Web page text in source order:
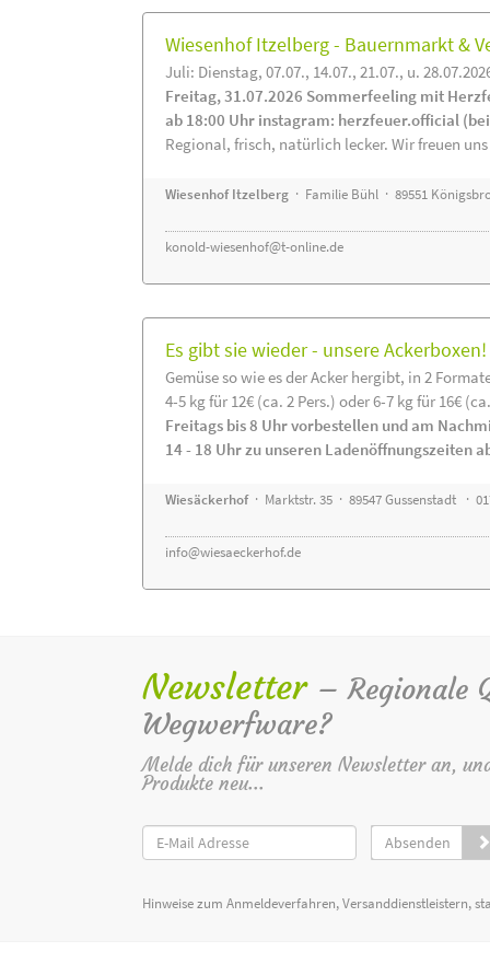
Wiesenhof Itzelberg - Bauernmarkt &
Juli: Dienstag, 07.07., 14.07., 21.07., u.
Freitag, 31.07.2026 Sommerfeeling mit
ab 18:00 Uhr instagram: herzfeuer.official
Regional, frisch, natürlich lecker. Wir freuen
Wiesenhof Itzelberg · Familie Bühl · 89551
konold-wiesenhof@t-online.de
Es gibt sie wieder - unsere Ackerboxen!
Gemüse so wie es der Acker hergibt, in 2
4-5 kg für 12€ (ca. 2 Pers.) oder 6-7 kg für 16€
Freitags bis 8 Uhr vorbestellen und am
14 - 18 Uhr zu unseren Ladenöffnungszeiten
Wiesäckerhof· Marktstr. 35 · 89547 Gussenstadt ·
info@wiesaeckerhof.de
Newsletter – Regionale
Wegwerfware?
Melde dich für unseren Newsletter an,
Produkte neu...
Absenden
Hinweise zum Anmeldeverfahren, Versanddienstleistern,